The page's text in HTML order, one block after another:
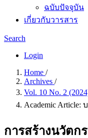
ฉบับปัจจุบัน
เกี่ยวกับวารสาร
Search
Login
Home /
Archives /
Vol. 10 No. 2
Academic
การสร้างนวัตก